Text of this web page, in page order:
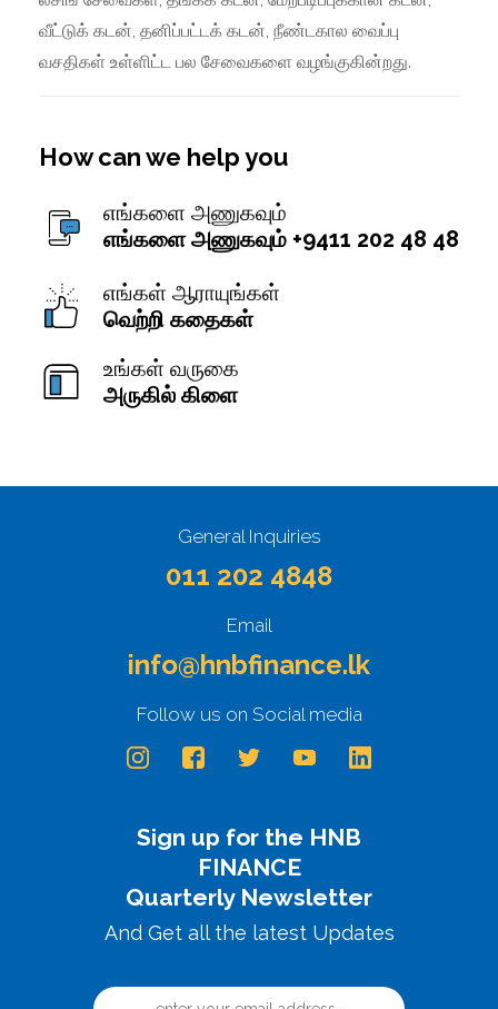
வீட்டுக் கடன், தனிப்பட்டக் கடன், நீண்டகால வைப்பு
வசதிகள் உள்ளிட்ட பல சேவைகளை வழங்குகின்றது.
How can we help you
எங்களை அணுகவும்
எங்களை அணுகவும் +9411 202 48 48
எங்கள் ஆராயுங்கள்
வெற்றி கதைகள்
உங்கள் வருகை
அருகில் கிளை
General Inquiries
011 202 4848
Email
info@hnbfinance.lk
Follow us on Social media
Sign up for the HNB
FINANCE
Quarterly Newsletter
And Get all the latest Updates